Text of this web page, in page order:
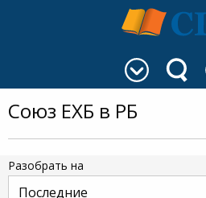
Союз ЕХБ в РБ
Разобрать на